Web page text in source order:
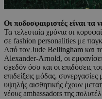
Οι ποδοσφαιριστές είναι τα
Τα τελευταία χρόνια οι
σε fashion personalities με
Από τον Jude Bellingham και
Alexander-Arnold, οι
σχεδόν όσο και οι επιδόσεις
επιδείξεις μόδας,
υψηλής αισθητικής έχουν
νέους ambassadors της